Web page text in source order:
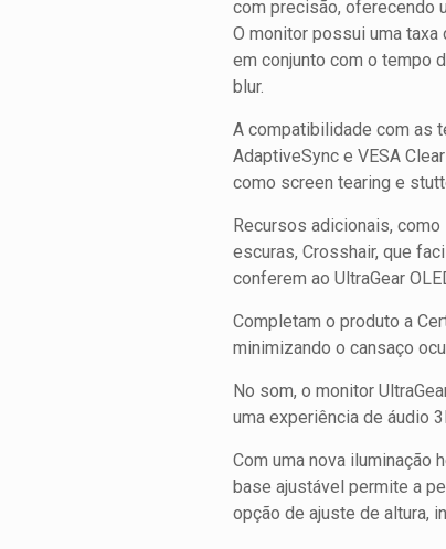
com precisão, oferecendo
O monitor possui uma
em conjunto com o tempo
blur.
A compatibilidade com as
AdaptiveSync e VESA
como screen tearing e
Recursos adicionais,
escuras, Crosshair, que
conferem ao UltraGear
Completam o produto a
minimizando o cansaço
No som, o monitor
uma experiência de áudio
Com uma nova iluminação
base ajustável permite a
opção de ajuste de altura,